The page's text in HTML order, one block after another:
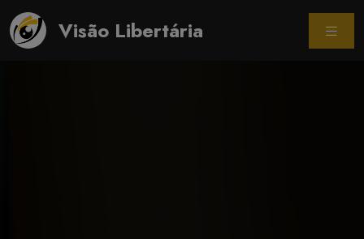
Visão Libertária